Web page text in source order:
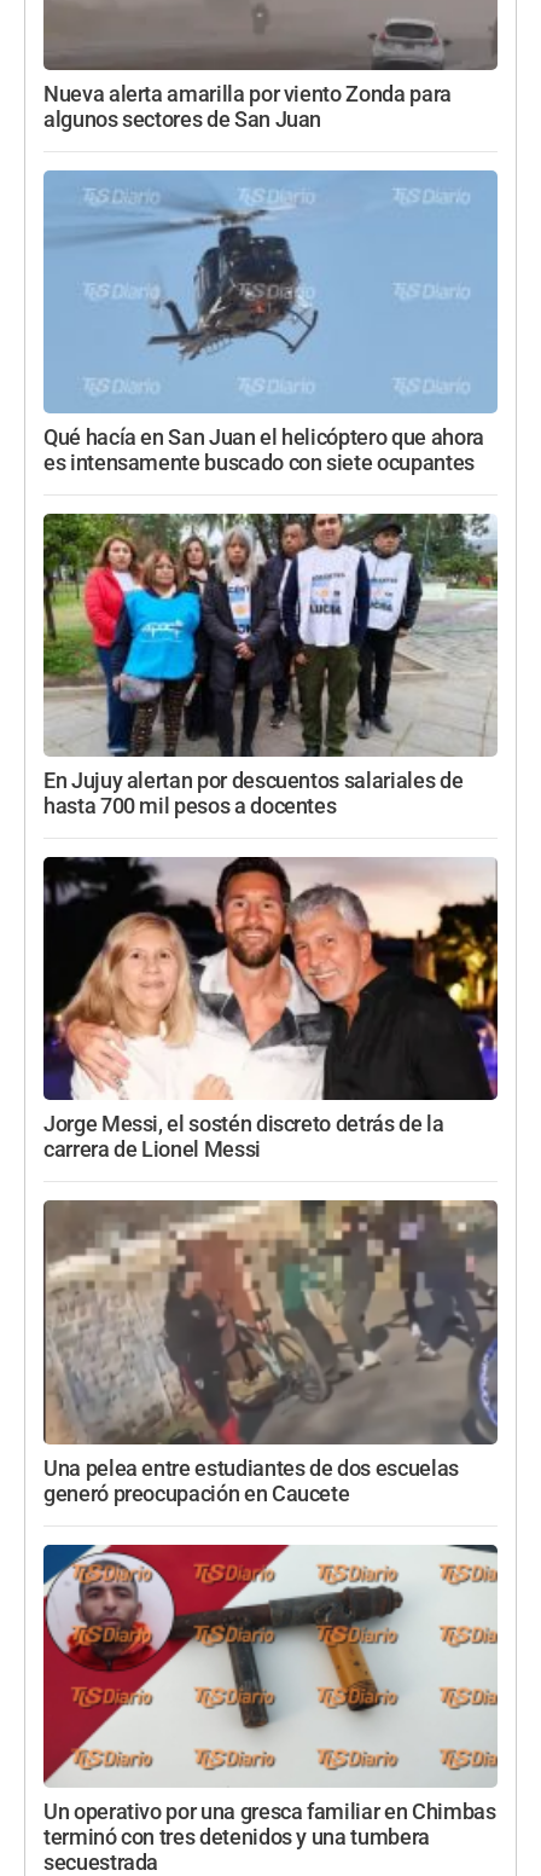
Nueva alerta amarilla por viento Zonda para
algunos sectores de San Juan
Qué hacía en San Juan el helicóptero que ahora
es intensamente buscado con siete ocupantes
En Jujuy alertan por descuentos salariales de
hasta 700 mil pesos a docentes
Jorge Messi, el sostén discreto detrás de la
carrera de Lionel Messi
Una pelea entre estudiantes de dos escuelas
generó preocupación en Caucete
Un operativo por una gresca familiar en Chimbas
terminó con tres detenidos y una tumbera
secuestrada